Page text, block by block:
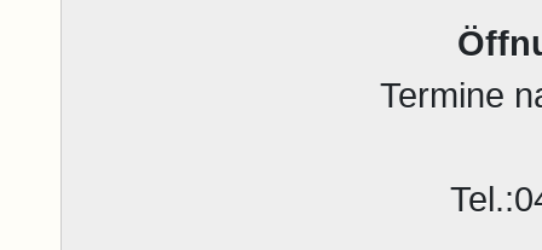
Termine